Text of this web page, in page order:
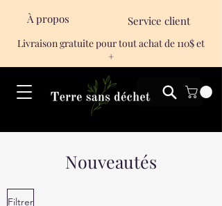
À propos Service client
Livraison gratuite pour tout achat de 110$ et
+
Nouveautés
Filtrer